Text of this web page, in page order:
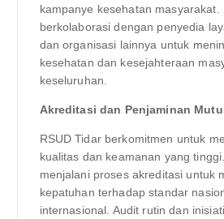
kampanye kesehatan
berkolaborasi dengan penyedia
dan organisasi lainnya untuk
kesehatan dan kesejahteraan
keseluruhan.
Akreditasi dan Penjaminan
RSUD Tidar berkomitmen untuk
kualitas dan keamanan yang
menjalani proses akreditasi untuk
kepatuhan terhadap standar
internasional. Audit rutin dan